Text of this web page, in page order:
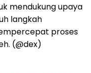
mendukung upaya
langkah
proses
(@dex)